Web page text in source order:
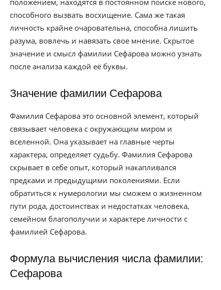
положением, находятся в постоянном поиске нового,
способного вызвать восхищение. Сама же такая
личность крайне очаровательна, способна лишить
разума, вовлечь и навязать свое мнение. Скрытое
значение и смысл фамилии Сефарова можно узнать
после анализа каждой её буквы.
Значение фамилии Сефарова
Фамилия Сефарова это основной элемент, который
связывает человека с окружающим миром и
вселенной. Она указывает на главные черты
характера, определяет судьбу. Фамилия Сефарова
скрывает в себе опыт, который накапливался
предками и предыдущими поколениями. Если
обратиться к нумерологии мы сможем о жизненном
пути рода, достоинствах и недостатках человека,
семейном благополучии и характере личности с
фамилией Сефарова.
Формула вычисления числа фамилии:
Сефарова